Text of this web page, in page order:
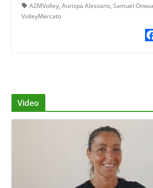
A2MVolley, Aurispa Alessano, Samuel
VolleyMercato
Video